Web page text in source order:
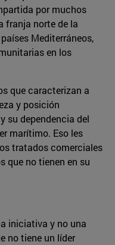
por muchos
franja norte de la
Mediterráneos,
en los
que caracterizan a
y posición
su dependencia del
marítimo. Eso les
tratados comerciales
que no tienen en su
iniciativa y no una
no tiene un líder